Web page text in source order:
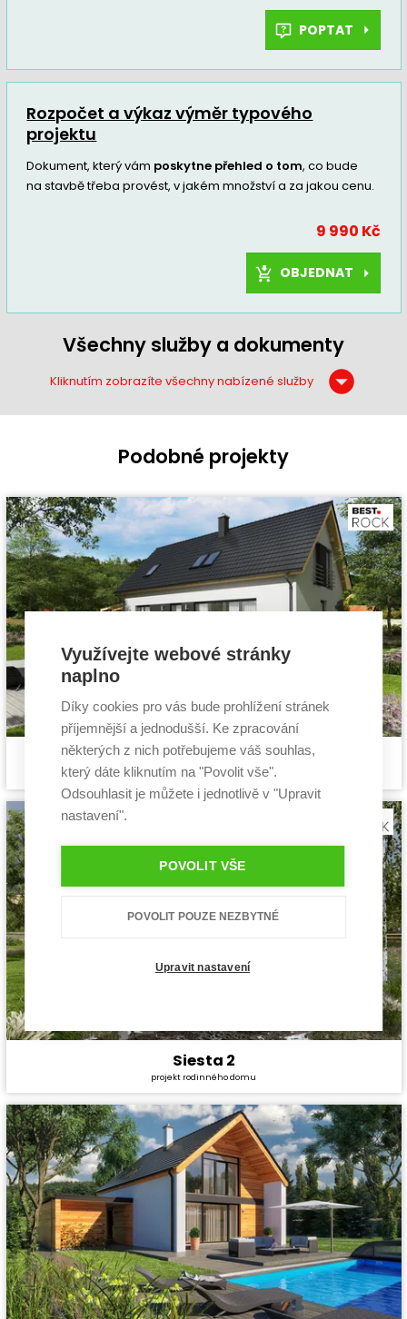
POPTAT
Rozpočet a výkaz výměr typového
projektu
Dokument, který vám poskytne přehled o tom, co bude
na stavbě třeba provést, v jakém množství a za jakou cenu.
9 990 Kč
OBJEDNAT
Všechny služby a dokumenty
Kliknutím zobrazíte všechny nabízené služby
Podobné projekty
Cena stavby svépomocí:
Cena projektu:
Dispozice:
5+1
Užitná plocha:
140 m²
Pozitiv 2
projekt rodinného domu
Dispozice:
5+1
Užitná plocha:
130,06 m²
Siesta 2
projekt rodinného domu
Využívejte webové stránky
naplno
Díky cookies pro vás bude prohlížení stránek
příjemnější a jednodušší. Ke zpracování
některých z nich potřebujeme váš souhlas,
který dáte kliknutím na "Povolit vše".
Odsouhlasit je můžete i jednotlivě v "Upravit
nastavení".
POVOLIT VŠE
POVOLIT POUZE NEZBYTNÉ
Upravit nastavení